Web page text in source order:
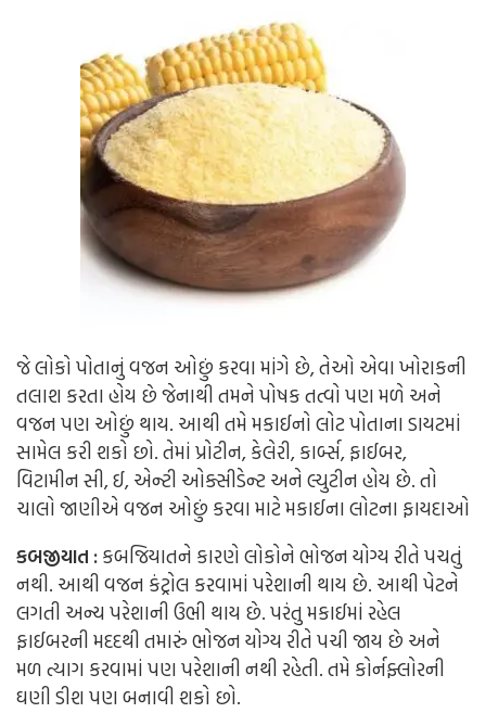
જે લોકો પોતાનું વજન ઓછું કરવા માંગે છે, તેઓ એવા ખોરાકની
તલાશ કરતા હોય છે જેનાથી તમને પોષક તત્વો પણ મળે અને
વજન પણ ઓછું થાય. આથી તમે મકાઈનો લોટ પોતાના ડાયટમાં
સામેલ કરી શકો છો. તેમાં પ્રોટીન, કેલેરી, કાર્બ્સ, ફાઈબર,
વિટામીન સી, ઈ, એન્ટી ઓક્સીડેન્ટ અને લ્યુટીન હોય છે. તો
ચાલો જાણીએ વજન ઓછું કરવા માટે મકાઈના લોટના ફાયદાઓ
કબજીયાત :કબજિયાતને કારણે લોકોને ભોજન યોગ્ય રીતે પચતું
નથી. આથી વજન કંટ્રોલ કરવામાં પરેશાની થાય છે. આથી પેટને
લગતી અન્ય પરેશાની ઉભી થાય છે. પરંતુ મકાઈમાં રહેલ
ફાઈબરની મદદથી તમારું ભોજન યોગ્ય રીતે પચી જાય છે અને
મળ ત્યાગ કરવામાં પણ પરેશાની નથી રહેતી. તમે કોર્નફ્લોરની
ઘણી ડીશ પણ બનાવી શકો છો.